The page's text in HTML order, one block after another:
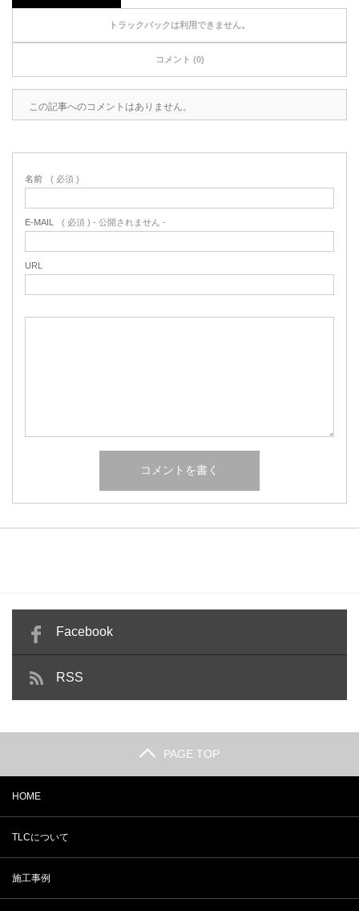
トラックバックは利用できません。
コメント (0)
この記事へのコメントはありません。
名前 ( 必須 )
E-MAIL ( 必須 ) - 公開されません -
URL
Facebook
RSS
PAGE TOP
HOME
TLCについて
施工事例